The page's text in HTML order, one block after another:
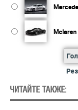
Mclaren
ЧИТАЙТЕ ТАКЖЕ: